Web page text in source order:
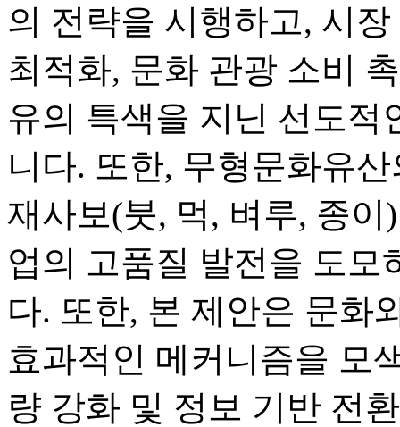
의 전략을 시행하고, 시
최적화, 문화 관광 소비
유의 특색을 지닌 선도적
니다. 또한, 무형문화유
재사보(붓, 먹, 벼루, 종
업의 고품질 발전을 도모
다. 또한, 본 제안은 문화
효과적인 메커니즘을 모
량 강화 및 정보 기반 전